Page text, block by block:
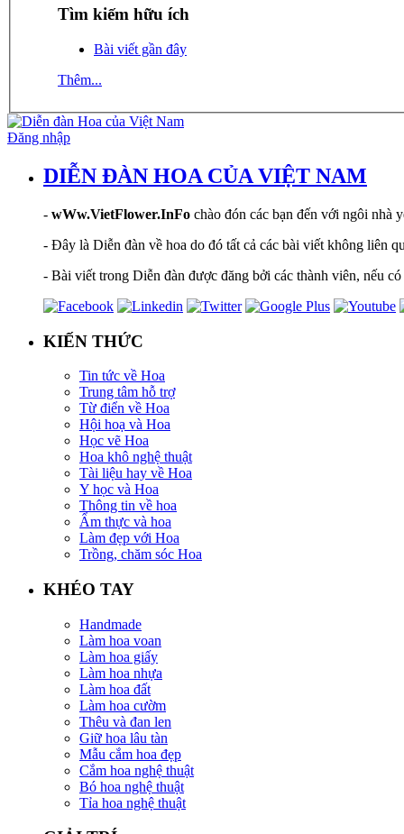
Tìm kiếm hữu ích
Bài viết gần đây
Thêm...
Đăng nhập
DIỄN ĐÀN HOA CỦA VIỆT NAM
- wWw.VietFlower.InFo chào đón các bạn đến với ngôi nhà
- Đây là Diễn đàn về hoa do đó tất cả các bài viết không liên
- Bài viết trong Diễn đàn được đăng bởi các thành viên, nếu
KIẾN THỨC
Tin tức về Hoa
Trung tâm hỗ trợ
Từ điển về Hoa
Hội hoạ và Hoa
Học vẽ Hoa
Hoa khô nghệ thuật
Tài liệu hay về Hoa
Y học và Hoa
Thông tin về hoa
Ẩm thực và hoa
Làm đẹp với Hoa
Trồng, chăm sóc Hoa
KHÉO TAY
Handmade
Làm hoa voan
Làm hoa giấy
Làm hoa nhựa
Làm hoa đất
Làm hoa cườm
Thêu và đan len
Giữ hoa lâu tàn
Mẫu cắm hoa đẹp
Cắm hoa nghệ thuật
Bó hoa nghệ thuật
Tỉa hoa nghệ thuật